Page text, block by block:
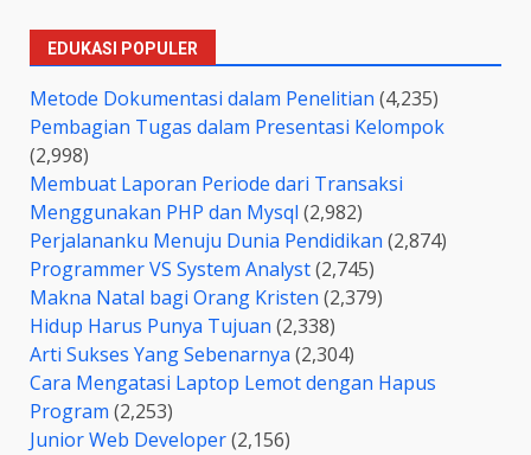
EDUKASI POPULER
Metode Dokumentasi dalam Penelitian (4,235)
Pembagian Tugas dalam Presentasi Kelompok
(2,998)
Membuat Laporan Periode dari Transaksi
Menggunakan PHP dan Mysql (2,982)
Perjalananku Menuju Dunia Pendidikan (2,874)
Programmer VS System Analyst(2,745)
Makna Natal bagi Orang Kristen (2,379)
Hidup Harus Punya Tujuan (2,338)
Arti Sukses Yang Sebenarnya (2,304)
Cara Mengatasi Laptop Lemot dengan Hapus
Program (2,253)
Junior Web Developer(2,156)